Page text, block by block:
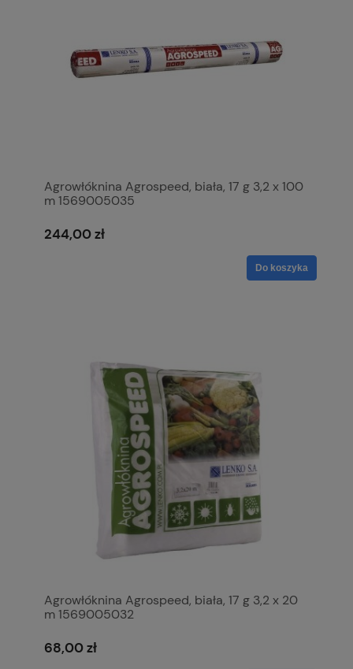
Agrowłóknina Agrospeed, biała, 17 g 3,2 x 100
m 1569005035
244,00 zł
Do koszyka
Agrowłóknina Agrospeed, biała, 17 g 3,2 x 20
m 1569005032
68,00 zł